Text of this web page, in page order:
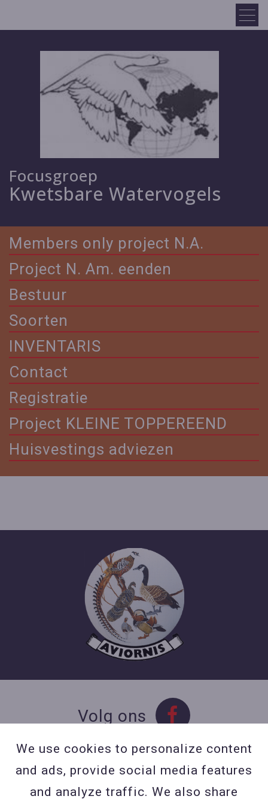
Focusgroep
Kwetsbare Watervogels
Members only project N.A.
Project N. Am. eenden
Bestuur
Soorten
INVENTARIS
Contact
Registratie
Project KLEINE TOPPEREEND
Huisvestings adviezen
Volg ons
Contact
Contacteer ons
We use cookies to personalize content
and ads, provide social media features
and analyze traffic. We also share